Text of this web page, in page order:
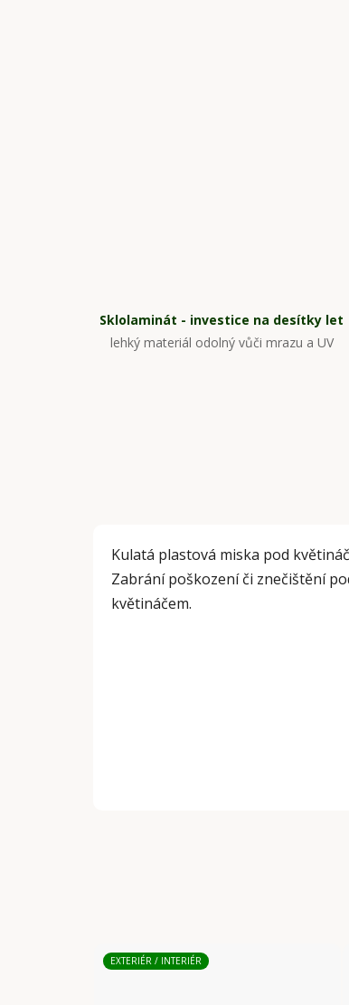
Sklolaminát - investice na desítky let
lehký materiál odolný vůči mrazu a UV
Kulatá plastová miska pod
Zabrání poškození či znečištění
květináčem.
EXTERIÉR / INTERIÉR